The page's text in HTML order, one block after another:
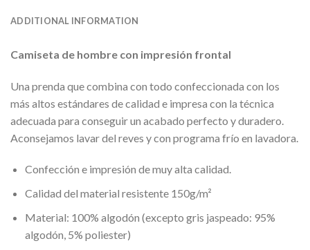
ADDITIONAL INFORMATION
Camiseta de hombre con impresión frontal
Una prenda que combina con todo confeccionada con los
más altos estándares de calidad e impresa con la técnica
adecuada para conseguir un acabado perfecto y duradero.
Aconsejamos lavar del reves y con programa frío en lavadora.
Confección e impresión de muy alta calidad.
Calidad del material resistente 150g/m²
Material: 100% algodón (excepto gris jaspeado: 95%
algodón, 5% poliester)